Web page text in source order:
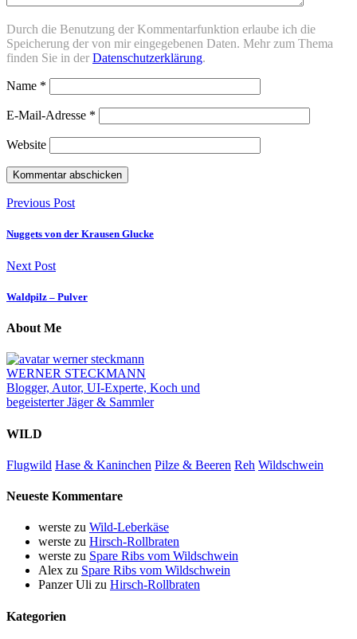
Durch die Benutzung der Kommentarfunktion erlaube ich die
Speicherung der von mir eingegebenen Daten. Mehr zum Thema
finden Sie in der Datenschutzerklärung.
Name *
E-Mail-Adresse *
Website
Previous Post
Nuggets von der Krausen Glucke
Next Post
Waldpilz – Pulver
About Me
WERNER STECKMANN
Blogger, Autor, UI-Experte, Koch und
begeisterter Jäger & Sammler
WILD
Flugwild Hase & Kaninchen Pilze & Beeren Reh Wildschwein
Neueste Kommentare
werste zu Wild-Leberkäse
werste zu Hirsch-Rollbraten
werste zu Spare Ribs vom Wildschwein
Alex zu Spare Ribs vom Wildschwein
Panzer Uli zu Hirsch-Rollbraten
Kategorien